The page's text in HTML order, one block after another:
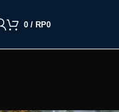
0 / RP0